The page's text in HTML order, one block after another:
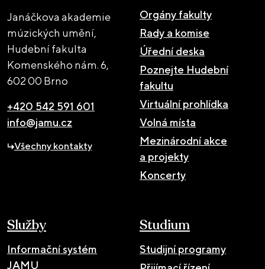
Janáčkova akademie
múzických umění,
Hudební fakulta
Komenského nám. 6,
602 00 Brno
+420 542 591 601
info@jamu.cz
Všechny kontakty
Orgány fakulty
Rady a komise
Úřední deska
Poznejte Hudební
fakultu
Virtuální prohlídka
Volná místa
Mezinárodní akce
a projekty
Koncerty
Služby
Informační systém
JAMU
Studium
Studijní programy